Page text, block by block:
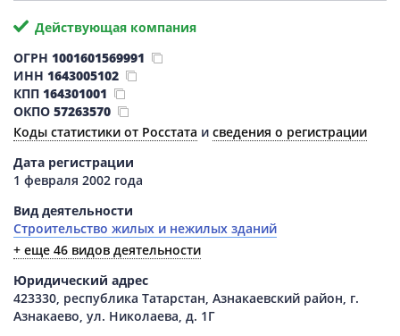
Действующая компания
ОГРН 1001601569991
ИНН 1643005102
КПП 164301001
ОКПО 57263570
Коды статистики от Росстата и сведения о регистрации
Дата регистрации
1 февраля 2002 года
Вид деятельности
Строительство жилых и нежилых зданий
+ еще 46 видов деятельности
Юридический адрес
423330, республика Татарстан, Азнакаевский район, г.
Азнакаево, ул. Николаева, д. 1Г